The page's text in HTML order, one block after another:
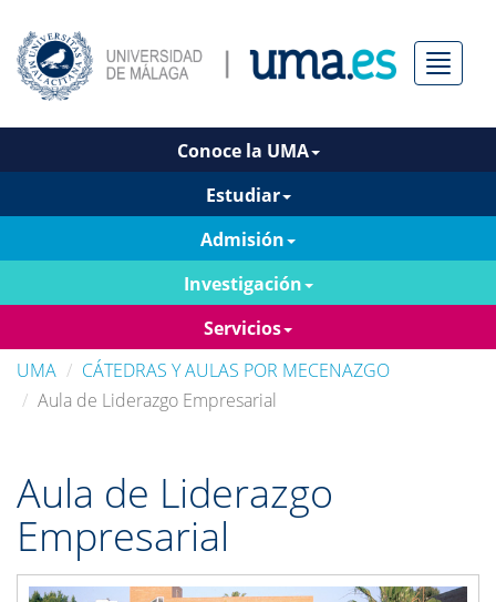
Menú
Conoce la UMA
Estudiar
Admisión
Investigación
Servicios
UMA
CÁTEDRAS Y AULAS POR MECENAZGO
Aula de Liderazgo Empresarial
Aula de Liderazgo
Empresarial